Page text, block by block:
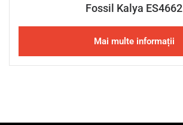
Fossil Kalya ES4662
Mai multe informații